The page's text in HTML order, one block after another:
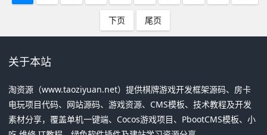
下页 尾页
关于本站
淘资源（www.taoziyuan.net）提供棋牌游戏开发框架源码、房卡
电玩项目代码、网站源码、游戏资源、CMS模板、技术教程及开发
素材分享，覆盖单机一键端、Cocos游戏项目、PbootCMS模板、小